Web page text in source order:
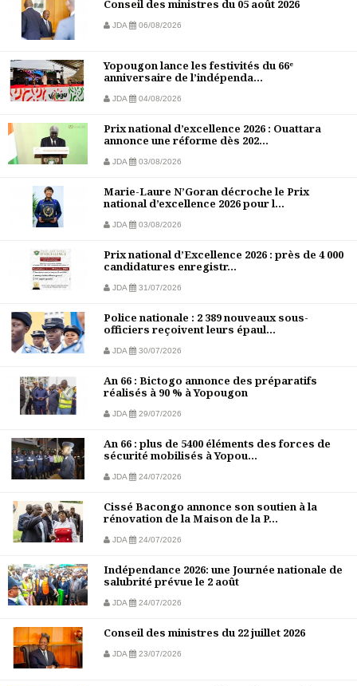
Conseil des ministres du 05 août 2026
JDA 06/08/2026
Yopougon lance les festivités du 66ᵉ
anniversaire de l’indépenda...
JDA 04/08/2026
Prix national d’excellence 2026 : Ouattara
annonce une réforme dès 202...
JDA 03/08/2026
Marie-Laure N’Goran décroche le Prix
national d’excellence 2026 pour l...
JDA 03/08/2026
Prix national d’Excellence 2026 : près de 4 000
candidatures enregistr...
JDA 31/07/2026
Police nationale : 2 389 nouveaux sous-
officiers reçoivent leurs épaul...
JDA 30/07/2026
An 66 : Bictogo annonce des préparatifs
réalisés à 90 % à Yopougon
JDA 29/07/2026
An 66 : plus de 5400 éléments des forces de
sécurité mobilisés à Yopou...
JDA 24/07/2026
Cissé Bacongo annonce son soutien à la
rénovation de la Maison de la P...
JDA 24/07/2026
Indépendance 2026: une Journée nationale de
salubrité prévue le 2 août
JDA 24/07/2026
Conseil des ministres du 22 juillet 2026
JDA 23/07/2026